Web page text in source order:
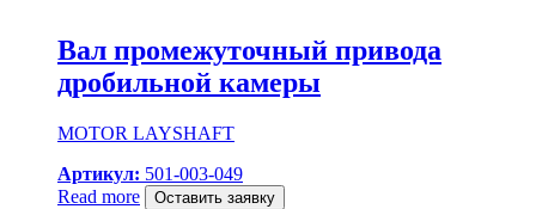
Вал промежуточный привода
дробильной камеры
MOTOR LAYSHAFT
Артикул: 501-003-049
Read more
Оставить заявку